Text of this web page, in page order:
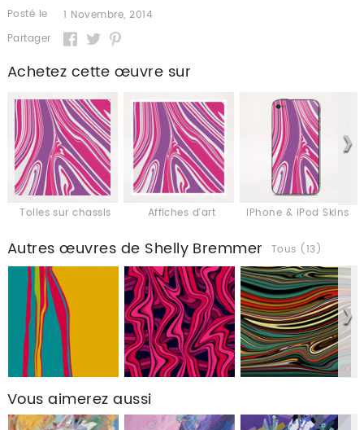
Posté le
1 Novembre, 2014
Partager
Achetez cette œuvre sur
Toiles sur chassis Affiches d'art iPhone & iPod Skins
Autres œuvres de Shelly Bremmer Tous (13)
Vous aimerez aussi